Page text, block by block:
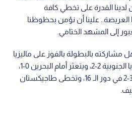
لدينا القدرة على تخطي كافة
علينا أن نؤمن بحظوظنا
إلى المشهد الختامي.
بالبطولة بالفوز على ماليزيا
4-0، قبل أن يتعادل مع كوريا الجنوبية 2-2، ويتعثر أمام البحرين 0-1،
فيما حقق الفوز على العراق 3-2 في دور الـ 16، وتخطى طاجيكستان